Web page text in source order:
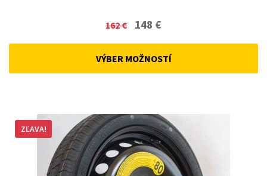
162€
Original
was:
148 €Current
VÝBER MOŽNOSTÍ
ZĽAVA!